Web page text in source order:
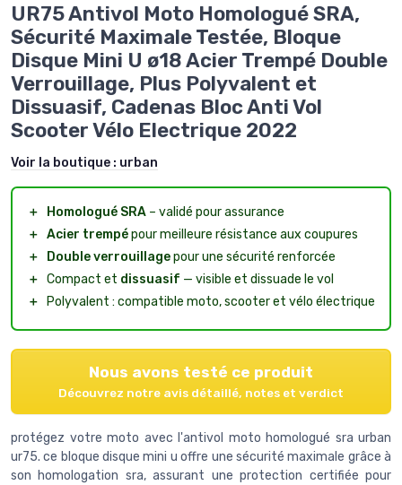
UR75 Antivol Moto Homologué SRA,
Sécurité Maximale Testée, Bloque
Disque Mini U ø18 Acier Trempé Double
Verrouillage, Plus Polyvalent et
Dissuasif, Cadenas Bloc Anti Vol
Scooter Vélo Electrique 2022
Voir la boutique : urban
＋ Homologué SRA – validé pour assurance
＋ Acier trempépour meilleure résistance aux coupures
＋
Double verrouillagepour une sécurité renforcée
＋ Compact et dissuasif — visible et dissuade le vol
＋
Polyvalent : compatible moto, scooter et vélo électrique
Nous avons testé ce produit
Découvrez notre avis détaillé, notes et verdict
protégez votre moto avec l'antivol moto homologué sra urban
ur75. ce bloque disque mini u offre une sécurité maximale grâce à
son homologation sra, assurant une protection certifiée pour